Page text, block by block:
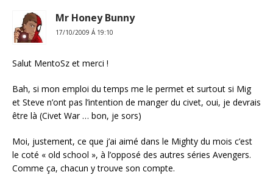
Mr Honey Bunny
17/10/2009 Á 19:10
Salut MentoSz et merci !
Bah, si mon emploi du temps me le permet et surtout si Mig
et Steve n’ont pas l’intention de manger du civet, oui, je devrais
être là (Civet War … bon, je sors)
Moi, justement, ce que j’ai aimé dans le Mighty du mois c’est
le coté « old school », à l’opposé des autres séries Avengers.
Comme ça, chacun y trouve son compte.